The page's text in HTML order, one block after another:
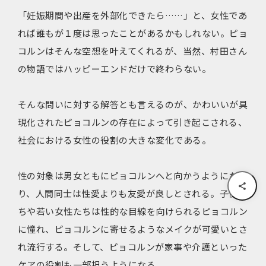
「妊娠期間や出産を外部化できたら……」と、女性であ
れば誰もが１度は思ったことがあるかもしれない。ピョ
コルンはそんな空想を叶えてくれるが、当然、村田さん
の物語ではハッピーエンドだけで終わらない。
そんな問いに対する解答とも言えるのが、かわいいが具
現化されたピョコルンの存在によって引き起こされる、
社会における女性の役割の大きな変化である。
性の対象は男女ともにピョコルンへと向かうようにな
り、人間同士は性愛よりも友愛が良しとされる。子供た
ちや若い女性たちは性的な目線を向けられるピョコルン
に憧れ、ピョコルンに寄せるようなメイクが可愛いとさ
れ流行する。そして、ピョコルンが家事や介護といった